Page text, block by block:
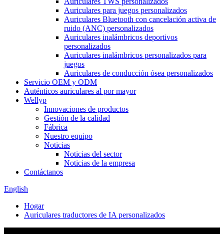
Auriculares para juegos personalizados
Auriculares Bluetooth con cancelación activa de
ruido (ANC) personalizados
Auriculares inalámbricos deportivos
personalizados
Auriculares inalámbricos personalizados para
juegos
Auriculares de conducción ósea personalizados
Servicio OEM y ODM
Auténticos auriculares al por mayor
Wellyp
Innovaciones de productos
Gestión de la calidad
Fábrica
Nuestro equipo
Noticias
Noticias del sector
Noticias de la empresa
Contáctanos
English
Hogar
Auriculares traductores de IA personalizados